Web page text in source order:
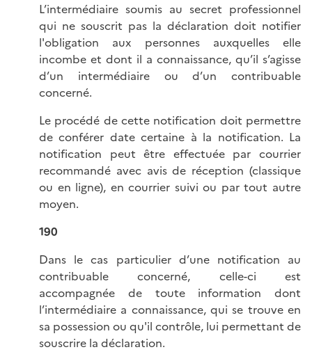
L’intermédiaire soumis au secret professionnel
qui ne souscrit pas la déclaration doit notifier
l'obligation aux personnes auxquelles elle
incombe et dont il a connaissance, qu’il s’agisse
d’un intermédiaire ou d’un contribuable
concerné.
Le procédé de cette notification doit permettre
de conférer date certaine à la notification. La
notification peut être effectuée par courrier
recommandé avec avis de réception (classique
ou en ligne), en courrier suivi ou par tout autre
moyen.
190
Dans le cas particulier d’une notification au
contribuable concerné, celle-ci est
accompagnée de toute information dont
l’intermédiaire a connaissance, qui se trouve en
sa possession ou qu'il contrôle, lui permettant de
souscrire la déclaration.